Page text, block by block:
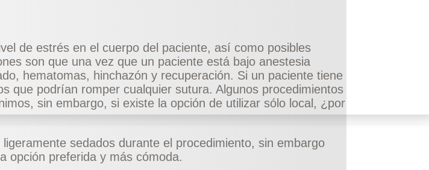
de estrés en el cuerpo del paciente, así como posibles
son que una vez que un paciente está bajo anestesia
hematomas, hinchazón y recuperación. Si un paciente tiene
que podrían romper cualquier sutura. Algunos procedimientos
sin embargo, si existe la opción de utilizar sólo local, ¿por
sedados durante el procedimiento, sin embargo
opción preferida y más cómoda.